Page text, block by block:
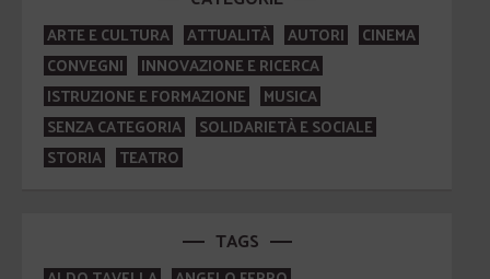
ARTE E CULTURA ATTUALITÀ AUTORI
CINEMA
CONVEGNI
INNOVAZIONE E RICERCA
ISTRUZIONE E FORMAZIONE
MUSICA
SENZA CATEGORIA
SOLIDARIETÀ E SOCIALE
STORIA
TEATRO
TAGS